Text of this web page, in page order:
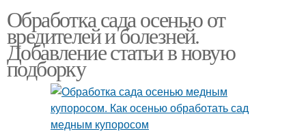
Обработка сада осенью от
вредителей и болезней.
Добавление статьи в новую
подборку